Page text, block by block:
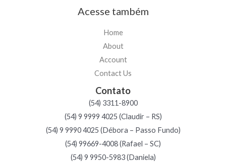
Acesse também
Home
About
Account
Contact Us
Contato
(54) 3311-8900
(54) 9 9999 4025 (Claudir – RS)
(54) 9 9990 4025 (Débora – Passo Fundo)
(54) 99669-4008 (Rafael – SC)
(54) 9 9950-5983 (Daniela)